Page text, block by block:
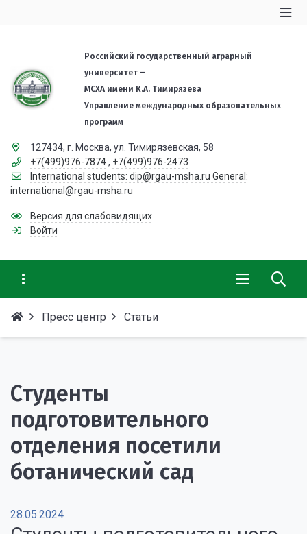
Российский государственный аграрный
университет –
МСХА имени К.А. Тимирязева
Управление международных образовательных
программ
127434, г. Москва, ул. Тимирязевская, 58
+7(499)976-7874 , +7(499)976-2473
International students: dip@rgau-msha.ru General:
international@rgau-msha.ru
Версия для слабовидящих
Войти
Пресс центр Статьи
Студенты
подготовительного
отделения посетили
ботанический сад
28.05.2024